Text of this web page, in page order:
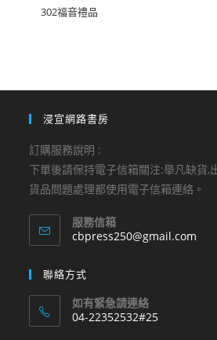
302福音禮品
浸宣網路書房
訂購服務說明 :
下單後請保持電子信箱關注:舉凡缺貨,
貨品問題處理都使用電子信箱連絡。
服務信箱
cbpress250@gmail.com
聯絡方式
如有緊急請連絡
04-22352532#25